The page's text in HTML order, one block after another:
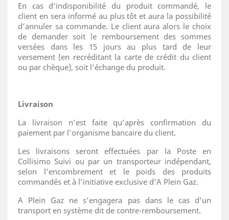
En cas d’indisponibilité du produit commandé, le
client en sera informé au plus tôt et aura la possibilité
d’annuler sa commande. Le client aura alors le choix
de demander soit le remboursement des sommes
versées dans les 15 jours au plus tard de leur
versement (en recréditant la carte de crédit du client
ou par chèque), soit l’échange du produit.
Livraison
La livraison n’est faite qu’après confirmation du
paiement par l’organisme bancaire du client.
Les livraisons seront effectuées par la Poste en
Collisimo Suivi ou par un transporteur indépendant,
selon l’encombrement et le poids des produits
commandés et à l’initiative exclusive d’A Plein Gaz.
A Plein Gaz ne s’engagera pas dans le cas d’un
transport en système dit de contre-remboursement.